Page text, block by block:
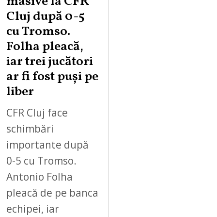
Cluj după 0-5
cu Tromso.
Folha pleacă,
iar trei jucători
ar fi fost puși pe
liber
CFR Cluj face
schimbări
importante după
0-5 cu Tromso.
Antonio Folha
pleacă de pe banca
echipei, iar